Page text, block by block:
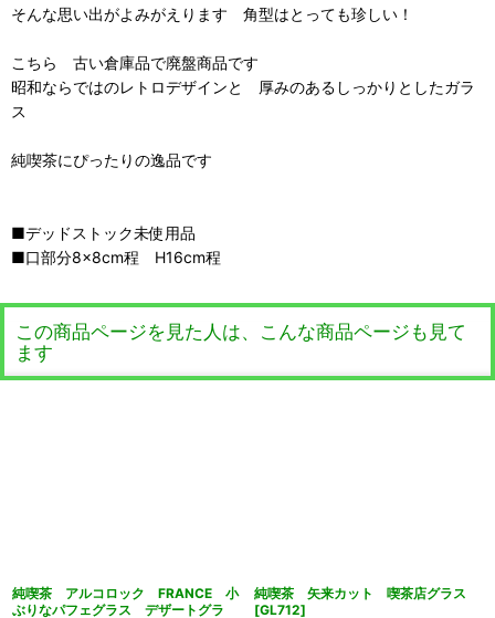
そんな思い出がよみがえります 角型はとっても珍しい！
こちら 古い倉庫品で廃盤商品です
昭和ならではのレトロデザインと 厚みのあるしっかりとしたガラ
ス
純喫茶にぴったりの逸品です
■デッドストック未使用品
■口部分8×8cm程 H16cm程
この商品ページを見た人は、こんな商品ページも見て
ます
純喫茶 アルコロック FRANCE 小
ぶりなパフェグラス デザートグラ
純喫茶 矢来カット 喫茶店グラス
[GL712]